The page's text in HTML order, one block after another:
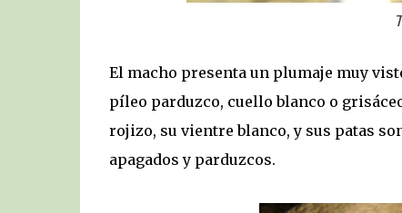
El macho presenta un plumaje muy
píleo parduzco, cuello blanco o
rojizo, su vientre blanco, y sus patas
apagados y parduzcos.